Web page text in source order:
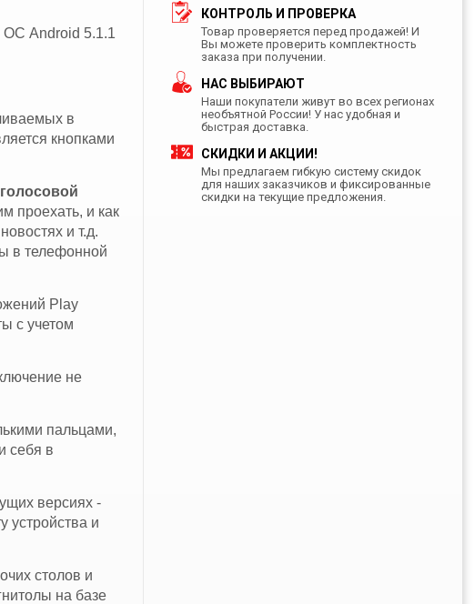
ОС Android 5.1.1
в
кнопками
проехать, и как
и т.д.
в телефонной
Play
с учетом
не
пальцами,
себя в
версиях -
устройства и
столов и
на базе
КОНТРОЛЬ И ПРОВЕРКА
Товар проверяется перед продажей! И
Вы можете проверить комплектность
заказа при получении.
НАС ВЫБИРАЮТ
Наши покупатели живут во всех регионах
необъятной России! У нас удобная и
быстрая доставка.
СКИДКИ И АКЦИИ!
Мы предлагаем гибкую систему скидок
для наших заказчиков и фиксированные
скидки на текущие предложения.